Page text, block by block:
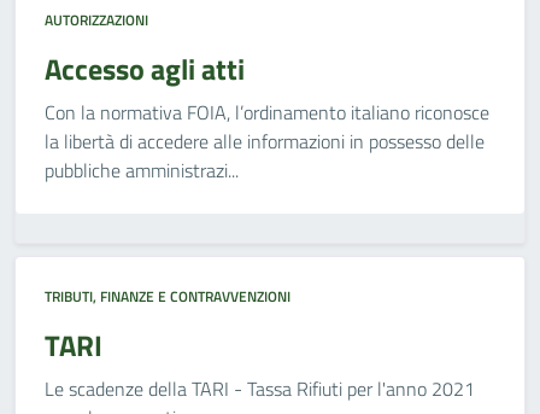
AUTORIZZAZIONI
Accesso agli atti
Con la normativa FOIA, l’ordinamento italiano riconosce
la libertà di accedere alle informazioni in possesso delle
pubbliche amministrazi...
TRIBUTI, FINANZE E CONTRAVVENZIONI
TARI
Le scadenze della TARI - Tassa Rifiuti per l'anno 2021